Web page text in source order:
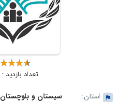
تعداد بازدید : 5466
استان:
سیستان و بلوچستان